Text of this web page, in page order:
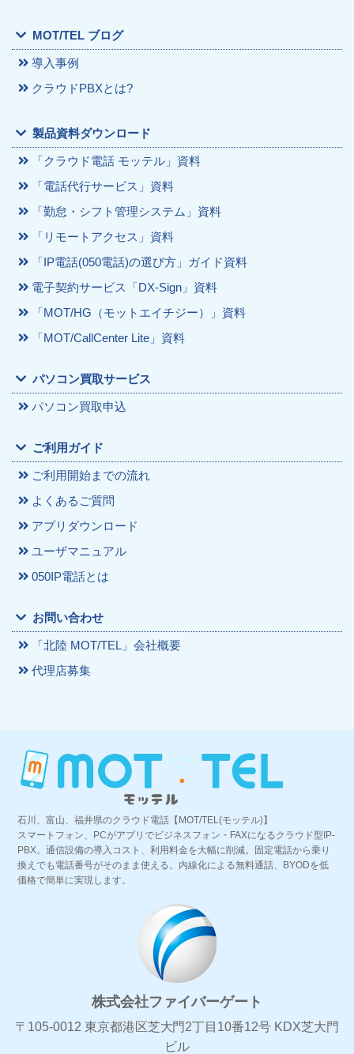
MOT/TEL ブログ
導入事例
クラウドPBXとは?
製品資料ダウンロード
「クラウド電話 モッテル」資料
「電話代行サービス」資料
「勤怠・シフト管理システム」資料
「リモートアクセス」資料
「IP電話(050電話)の選び方」ガイド資料
電子契約サービス「DX-Sign」資料
「MOT/HG（モットエイチジー）」資料
「MOT/CallCenter Lite」資料
パソコン買取サービス
パソコン買取申込
ご利用ガイド
ご利用開始までの流れ
よくあるご質問
アプリダウンロード
ユーザマニュアル
050IP電話とは
お問い合わせ
「北陸 MOT/TEL」会社概要
代理店募集
石川、富山、福井県のクラウド電話【MOT/TEL(モッテル)】
スマートフォン、PCがアプリでビジネスフォン・FAXになるクラウド型IP-
PBX。通信設備の導入コスト、利用料金を大幅に削減。固定電話から乗り
換えでも電話番号がそのまま使える。内線化による無料通話、BYODを低
価格で簡単に実現します。
株式会社ファイバーゲート
〒105-0012 東京都港区芝大門2丁目10番12号 KDX芝大門
ビル